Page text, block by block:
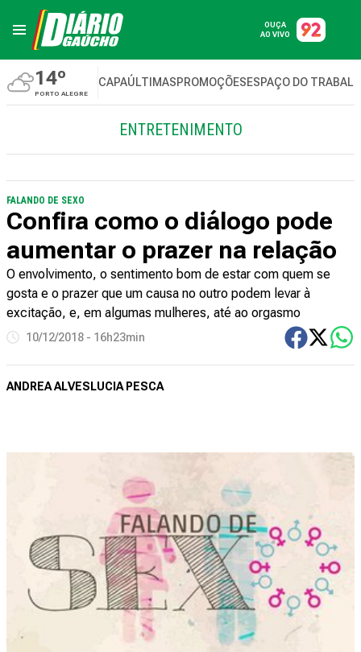
OUÇA
AO VIVO
14º
PORTO ALEGRE
CAPAÚLTIMASPROMOÇÕESESPAÇO DO
ENTRETENIMENTO
FALANDO DE SEXO
Confira como o diálogo pode
aumentar o prazer na relação
O envolvimento, o sentimento bom de estar com quem se
gosta e o prazer que um causa no outro podem levar à
excitação, e, em algumas mulheres, até ao orgasmo
10/12/2018 - 16h23min
ANDREA ALVES LUCIA PESCA